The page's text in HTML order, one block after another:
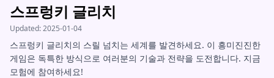
스프렁키 글리치
Updated:2025-01-04
스프렁키 글리치의 스릴 넘치는 세계를 발견하세요. 이 흥미진진한
게임은 독특한 방식으로 여러분의 기술과 전략을 도전합니다. 지금
모험에 참여하세요!